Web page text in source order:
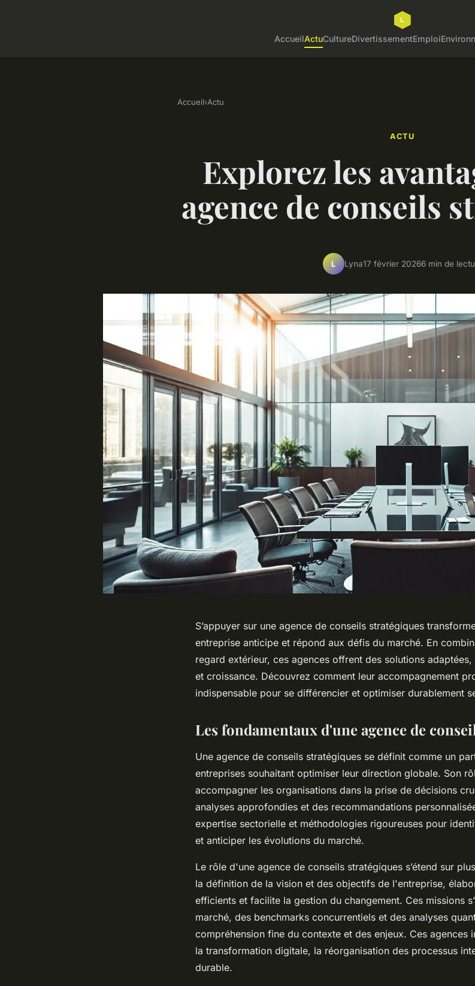
AccueilActuCultureDivertissementEmploi
Accueil›Actu
ACTU
Explorez les
agence de conseils
L Lyna17 février 20266 min de
S’appuyer sur une agence de conseils stratégiques
entreprise anticipe et répond aux défis du marché. En
regard extérieur, ces agences offrent des solutions
et croissance. Découvrez comment leur accompagnement
indispensable pour se différencier et optimiser durablement
Les fondamentaux d'une agence de
Une agence de conseils stratégiques se définit comme un
entreprises souhaitant optimiser leur direction globale. Son
accompagner les organisations dans la prise de décisions
analyses approfondies et des recommandations
expertise sectorielle et méthodologies rigoureuses pour
et anticiper les évolutions du marché.
Le rôle d'une agence de conseils stratégiques s’étend sur
la définition de la vision et des objectifs de l'entreprise,
efficients et facilite la gestion du changement. Ces missions
marché, des benchmarks concurrentiels et des analyses
compréhension fine du contexte et des enjeux. Ces agences
la transformation digitale, la réorganisation des processus
durable.